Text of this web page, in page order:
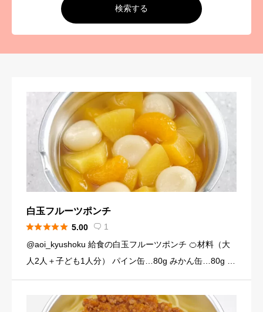
検索する
白玉フルーツポンチ
 5.00  1
@aoi_kyushoku 給食の白玉フルーツポンチ 🍊材料（大
人2人＋子ども1人分） パイン缶…80g みかん缶…80g 黄
4g） （白玉団子） 白玉粉… […]